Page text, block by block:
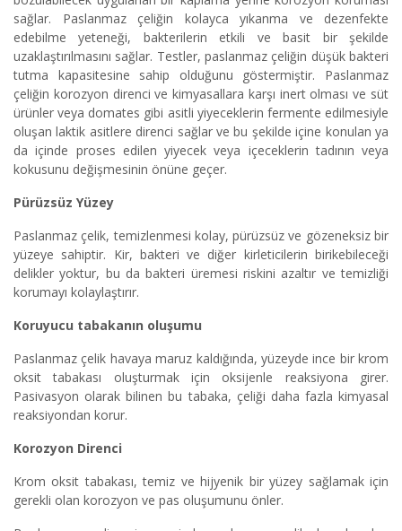
sağlar. Paslanmaz çeliğin kolayca yıkanma ve dezenfekte
edebilme yeteneği, bakterilerin etkili ve basit bir şekilde
uzaklaştırılmasını sağlar. Testler, paslanmaz çeliğin düşük bakteri
tutma kapasitesine sahip olduğunu göstermiştir. Paslanmaz
çeliğin korozyon direnci ve kimyasallara karşı inert olması ve süt
ürünler veya domates gibi asitli yiyeceklerin fermente edilmesiyle
oluşan laktik asitlere direnci sağlar ve bu şekilde içine konulan ya
da içinde proses edilen yiyecek veya içeceklerin tadının veya
kokusunu değişmesinin önüne geçer.
Pürüzsüz Yüzey
Paslanmaz çelik, temizlenmesi kolay, pürüzsüz ve gözeneksiz bir
yüzeye sahiptir. Kir, bakteri ve diğer kirleticilerin birikebileceği
delikler yoktur, bu da bakteri üremesi riskini azaltır ve temizliği
korumayı kolaylaştırır.
Koruyucu tabakanın oluşumu
Paslanmaz çelik havaya maruz kaldığında, yüzeyde ince bir krom
oksit tabakası oluşturmak için oksijenle reaksiyona girer.
Pasivasyon olarak bilinen bu tabaka, çeliği daha fazla kimyasal
reaksiyondan korur.
Korozyon Direnci
Krom oksit tabakası, temiz ve hijyenik bir yüzey sağlamak için
gerekli olan korozyon ve pas oluşumunu önler.